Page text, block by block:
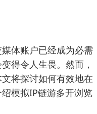
体账户已经成为必需
得令人生畏。然而，
将探讨如何有效地在
模拟IP链游多开浏览